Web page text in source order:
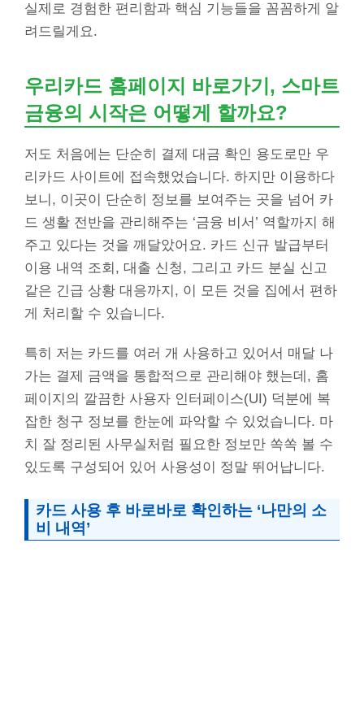
실제로 경험한 편리함과 핵심 기능들을 꼼꼼하게 알
려드릴게요.
우리카드 홈페이지 바로가기, 스마트
금융의 시작은 어떻게 할까요?
저도 처음에는 단순히 결제 대금 확인 용도로만 우
리카드 사이트에 접속했었습니다. 하지만 이용하다
보니, 이곳이 단순히 정보를 보여주는 곳을 넘어 카
드 생활 전반을 관리해주는 ‘금융 비서’ 역할까지 해
주고 있다는 것을 깨달았어요. 카드 신규 발급부터
이용 내역 조회, 대출 신청, 그리고 카드 분실 신고
같은 긴급 상황 대응까지, 이 모든 것을 집에서 편하
게 처리할 수 있습니다.
특히 저는 카드를 여러 개 사용하고 있어서 매달 나
가는 결제 금액을 통합적으로 관리해야 했는데, 홈
페이지의 깔끔한 사용자 인터페이스(UI) 덕분에 복
잡한 청구 정보를 한눈에 파악할 수 있었습니다. 마
치 잘 정리된 사무실처럼 필요한 정보만 쏙쏙 볼 수
있도록 구성되어 있어 사용성이 정말 뛰어납니다.
카드 사용 후 바로바로 확인하는 ‘나만의 소
비 내역’